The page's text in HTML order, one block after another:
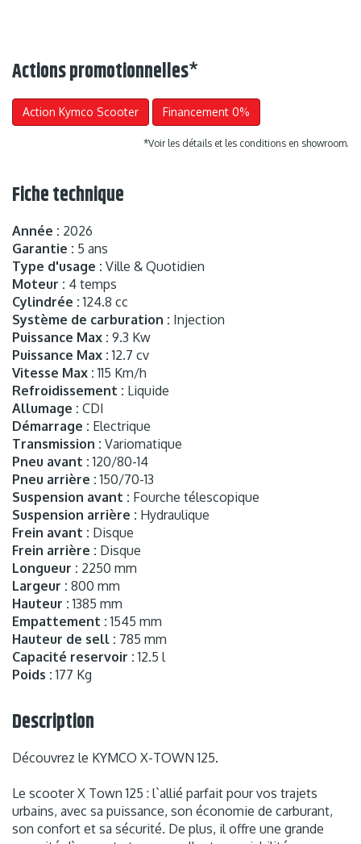
Actions promotionnelles*
Action Kymco Scooter Financement 0%
*Voir les détails et les conditions en showroom.
Fiche technique
Année : 2026
Garantie : 5 ans
Type d'usage : Ville & Quotidien
Moteur : 4 temps
Cylindrée : 124.8 cc
Système de carburation : Injection
Puissance Max : 9.3 Kw
Puissance Max : 12.7 cv
Vitesse Max : 115 Km/h
Refroidissement : Liquide
Allumage : CDI
Démarrage : Electrique
Transmission : Variomatique
Pneu avant : 120/80-14
Pneu arrière : 150/70-13
Suspension avant : Fourche télescopique
Suspension arrière : Hydraulique
Frein avant : Disque
Frein arrière : Disque
Longueur : 2250 mm
Largeur : 800 mm
Hauteur : 1385 mm
Empattement : 1545 mm
Hauteur de sell : 785 mm
Capacité reservoir : 12.5 l
Poids : 177 Kg
Description
Découvrez le KYMCO X-TOWN 125.
Le scooter X Town 125 : l`allié parfait pour vos trajets
urbains, avec sa puissance, son économie de carburant,
son confort et sa sécurité. De plus, il offre une grande